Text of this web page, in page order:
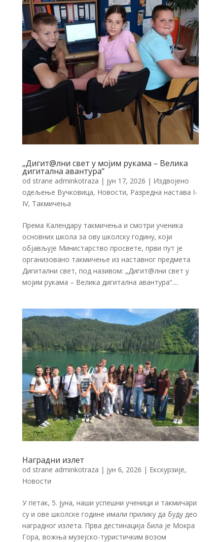
„Дигит@лни свет у мојим рукама – Велика
дигитална авантура“
od strane adminkotraza | јун 17, 2026 | Издвојено
одељење Вучковица, Новости, Разредна настава I-
IV, Такмичења
Према Календару такмичења и смотри ученика
основних школа за ову школску годину, који
објављује Министарство просвете, први пут је
организовано такмичење из наставног предмета
Дигитални свет, под називом: „Дигит@лни свет у
мојим рукама – Велика дигитална авантура“....
Наградни излет
od strane adminkotraza | јун 6, 2026 | Екскурзије,
Новости
У петак, 5. јуна, наши успешни ученици и такмичари
су и ове школске године имали прилику да буду део
наградног излета. Прва дестинација била је Мокра
Гора, вожња музејско-туристичким возом